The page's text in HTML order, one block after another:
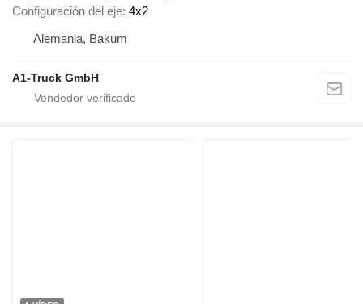
Configuración del eje 4x2
Alemania, Bakum
A1-Truck GmbH